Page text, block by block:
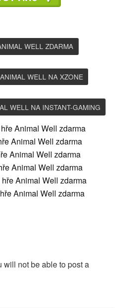
WELL ZDARMA
WELL NA XZONE
WELL NA INSTANT-GAMING
Animal Well zdarma
Animal Well zdarma
Animal Well zdarma
Animal Well zdarma
Animal Well zdarma
Animal Well zdarma
will not be able to post a